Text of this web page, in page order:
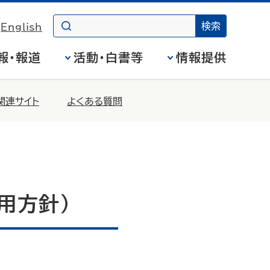
English
・報道 活動・白書等 情報提供
連サイト よくある質問
方針）